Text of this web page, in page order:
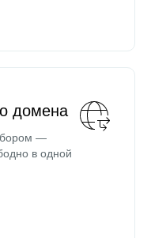
домена
—
в одной